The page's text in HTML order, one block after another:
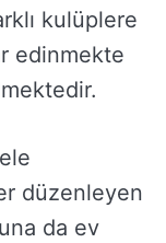
kulüplere
edinmekte
düzenleyen
da ev